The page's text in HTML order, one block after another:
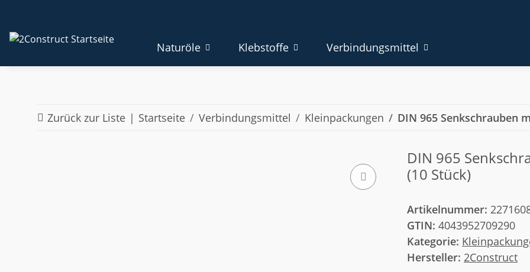
Naturöle Klebstoffe Verbindungsmittel
Zurück zur Liste Startseite Verbindungsmittel Kleinpackungen DIN 965 Senkschrauben
DIN 965
(10 Stück)
Artikelnummer:
GTIN: 4043952709290
Kategorie:
Hersteller: 2Construct